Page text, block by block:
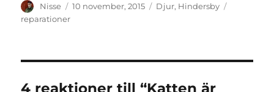
Författare
Nisse
Publicerat
10 november, 2015 Kategorier
Djur, Hindersby
reparationer
4 reaktioner till “Katten är